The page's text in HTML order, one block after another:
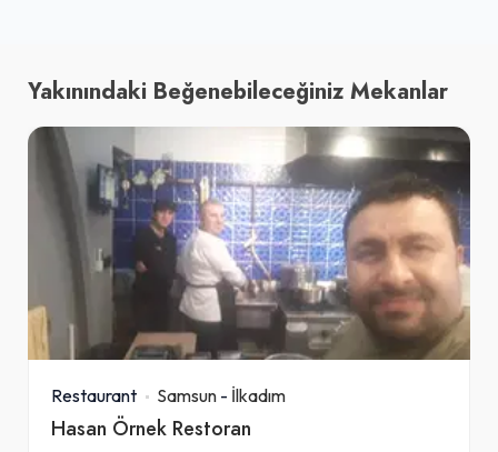
Yakınındaki Beğenebileceğiniz Mekanlar
Restaurant Samsun - İlkadım
Hasan Örnek Restoran